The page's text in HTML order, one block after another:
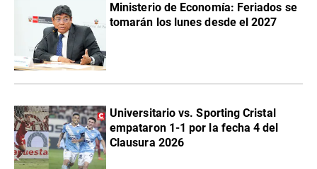
Ministerio de Economía: Feriados se
tomarán los lunes desde el 2027
Universitario vs. Sporting Cristal
empataron 1-1 por la fecha 4 del
Clausura 2026